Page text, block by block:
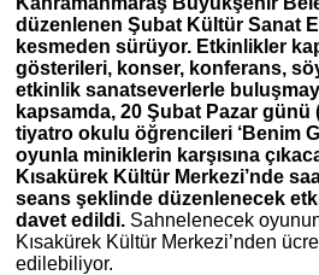
düzenlenen Şubat Kültür Sanat
kesmeden sürüyor. Etkinlikler
gösterileri, konser, konferans,
etkinlik sanatseverlerle
kapsamda, 20 Şubat Pazar günü
tiyatro okulu öğrencileri ‘Benim
oyunla miniklerin karşısına
Kısakürek Kültür Merkezi’nde
seans şeklinde düzenlenecek
davet edildi. Sahnelenecek
Kısakürek Kültür Merkezi’nden
edilebiliyor.